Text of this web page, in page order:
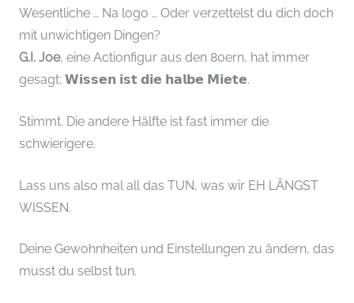
Wesentliche … Na logo … Oder verzettelst du dich doch
mit unwichtigen Dingen?
G.I. Joe, eine Actionfigur aus den 80ern, hat immer
gesagt: 𝗪𝗶𝘀𝘀𝗲𝗻 𝗶𝘀𝘁 𝗱𝗶𝗲 𝗵𝗮𝗹𝗯𝗲 𝗠𝗶𝗲𝘁𝗲.
Stimmt. Die andere Hälfte ist fast immer die
schwierigere.
Lass uns also mal all das TUN, was wir EH LÄNGST
WISSEN.
Deine Gewohnheiten und Einstellungen zu ändern, das
musst du selbst tun.